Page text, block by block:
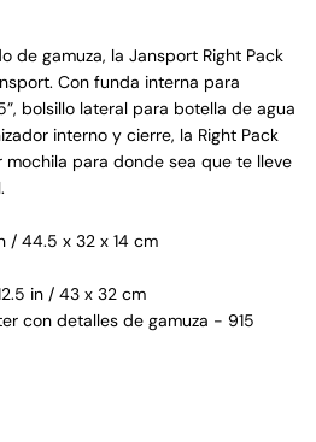
de gamuza, la Jansport Right Pack
Con funda interna para
bolsillo lateral para botella de agua
interno y cierre, la Right Pack
mochila para donde sea que te lleve
/ 44.5 x 32 x 14 cm
in / 43 x 32 cm
con detalles de gamuza - 915